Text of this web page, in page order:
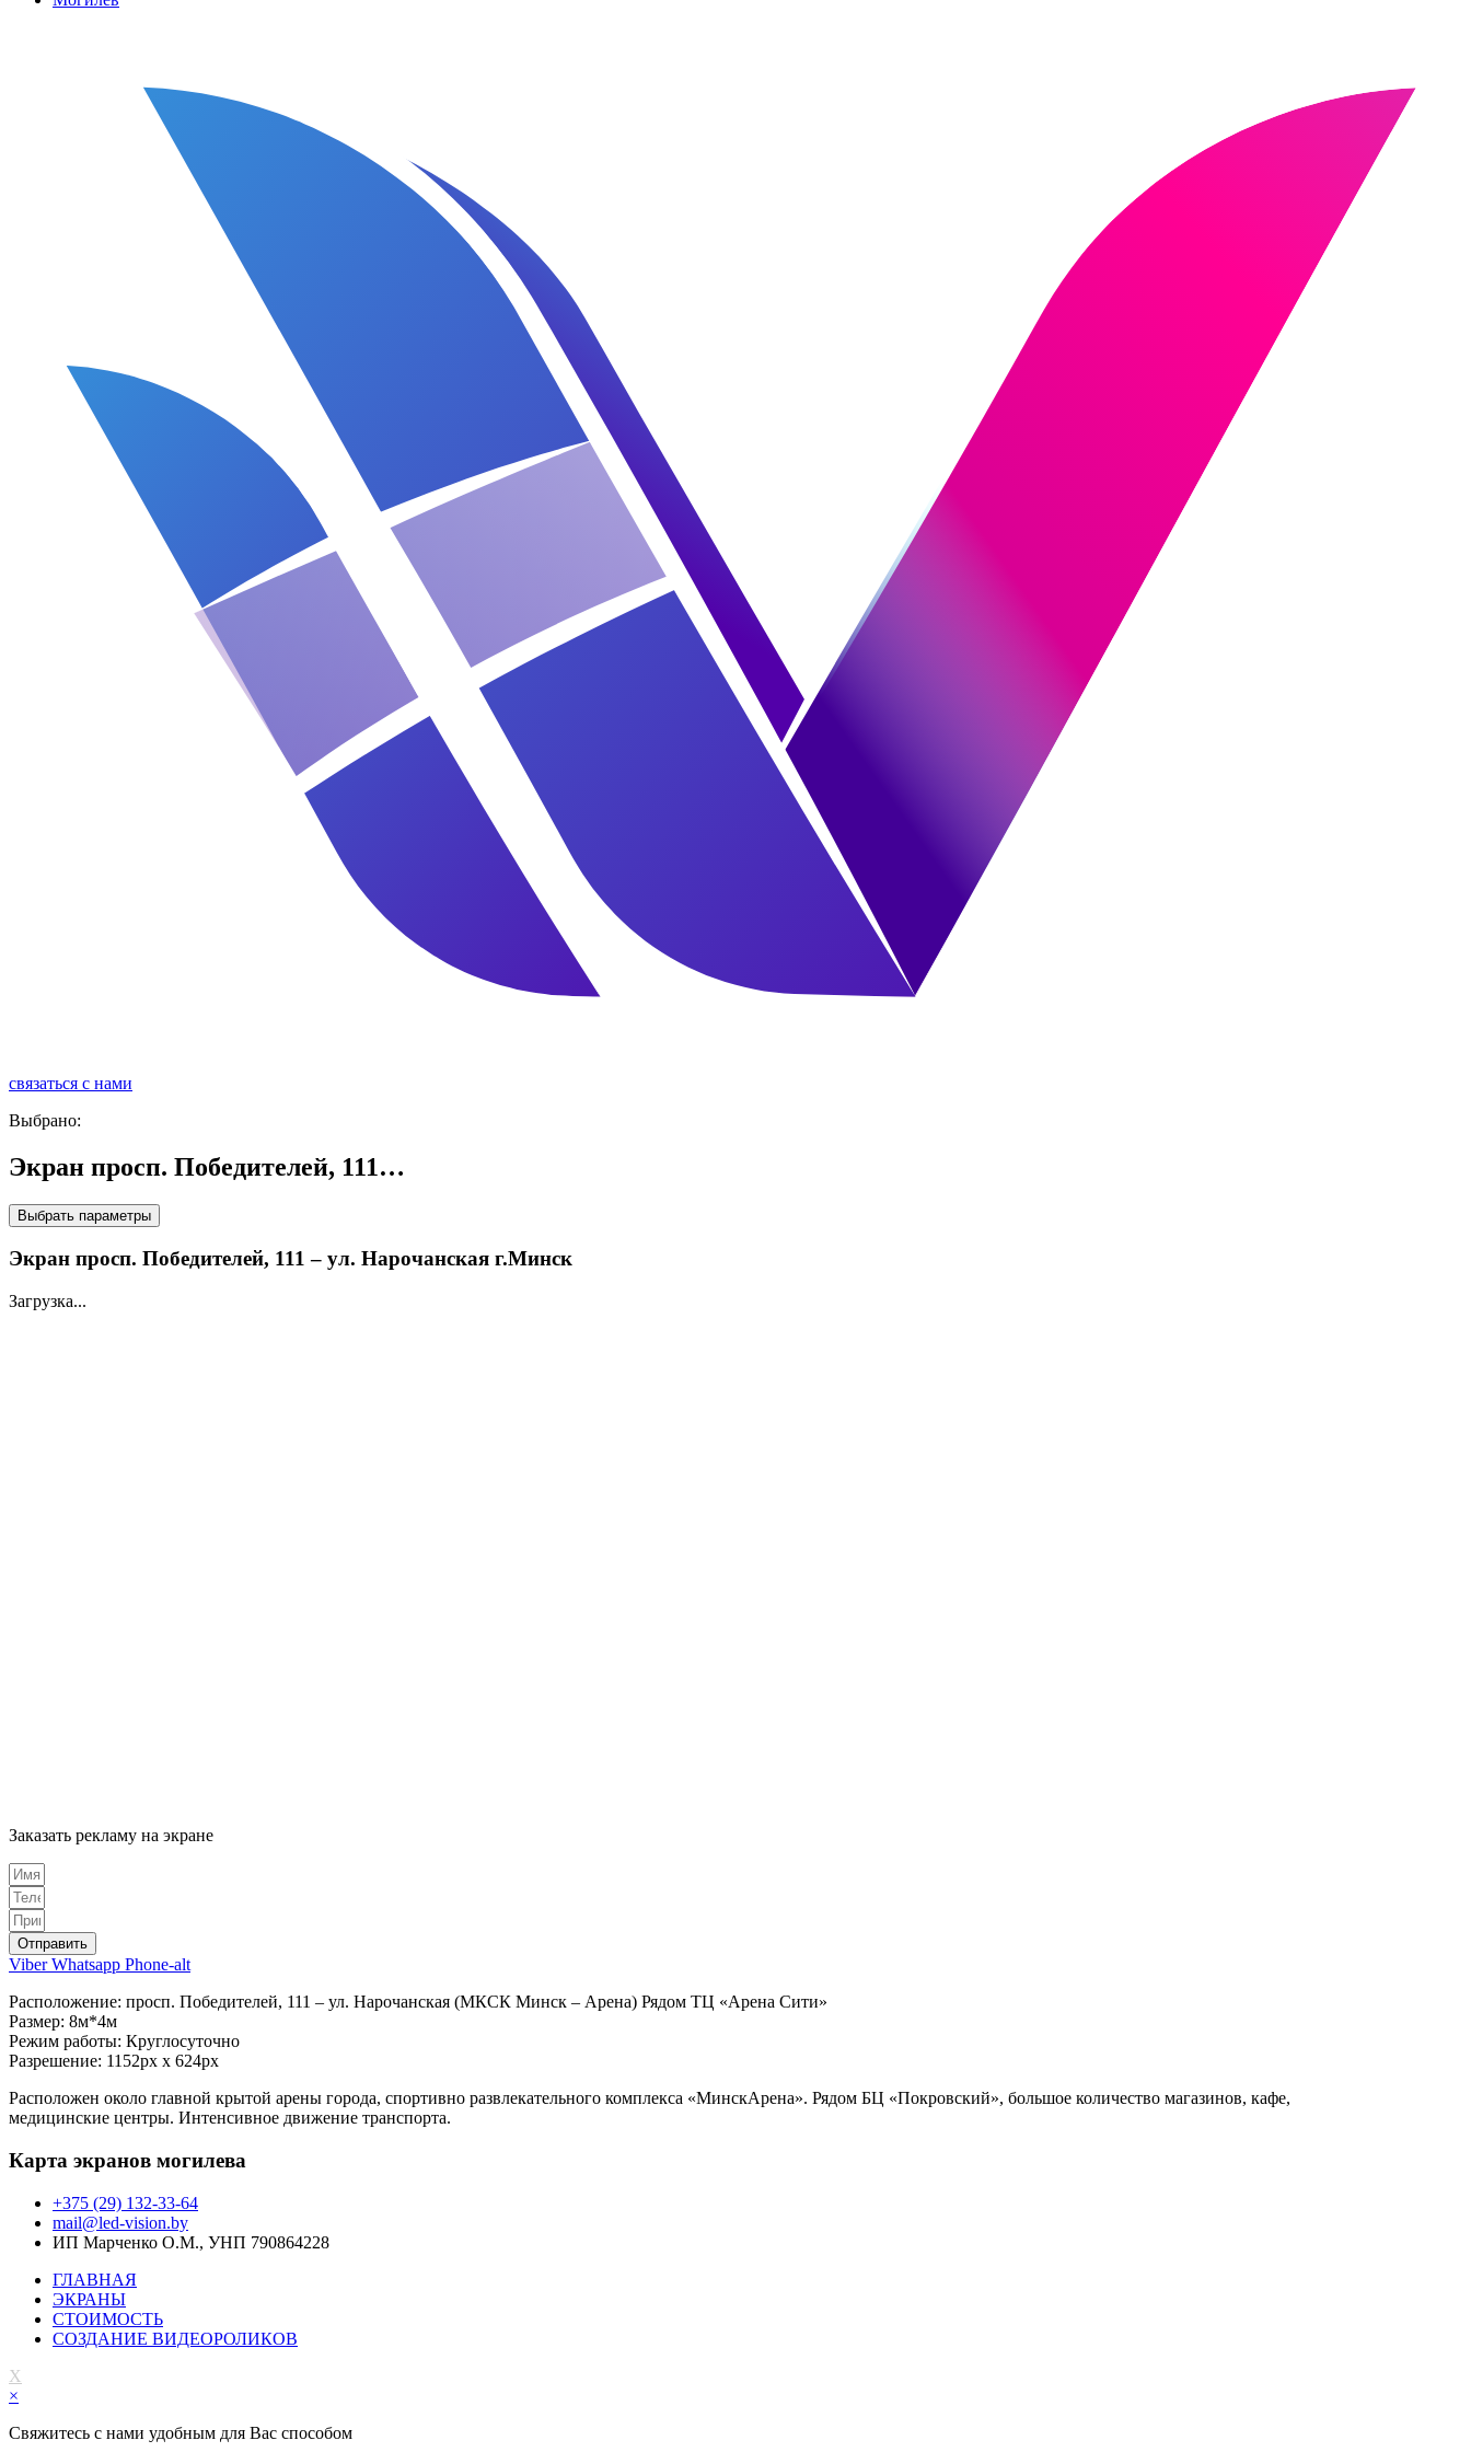
связаться с нами
Выбрано:
Экран просп. Победителей, 111…
Выбрать параметры
Экран просп. Победителей, 111 – ул. Нарочанская г.Минск
Загрузка...
Заказать рекламу на экране
Отправить
Viber Whatsapp Phone-alt
Расположение: просп. Победителей, 111 – ул. Нарочанская (МКСК Минск – Арена) Рядом ТЦ «Арена Сити»
Размер: 8м*4м
Режим работы: Круглосуточно
Разрешение: 1152px х 624px
Расположен около главной крытой арены города, спортивно развлекательного комплекса «МинскАрена». Рядом БЦ «Покровский», большое количество магазинов, кафе,
медицинские центры. Интенсивное движение транспорта.
Карта экранов могилева
+375 (29) 132-33-64
mail@led-vision.by
ИП Марченко О.М., УНП 790864228
ГЛАВНАЯ
ЭКРАНЫ
СТОИМОСТЬ
СОЗДАНИЕ ВИДЕОРОЛИКОВ
X
×
Свяжитесь с нами удобным для Вас способом